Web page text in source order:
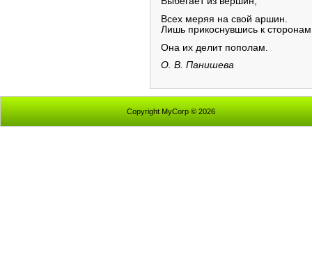
Всех меряя на свой аршин.
Лишь прикоснувшись к
Она их делит пополам.
О. В. Панишева
Copyright MyCorp © 2026